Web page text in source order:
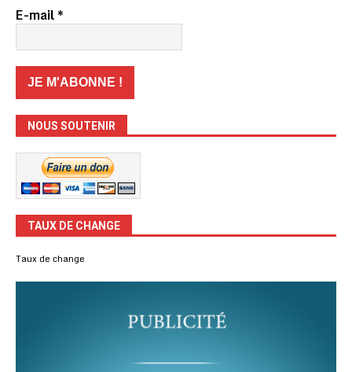
E-mail*
NOUS SOUTENIR
TAUX DE CHANGE
Taux de change